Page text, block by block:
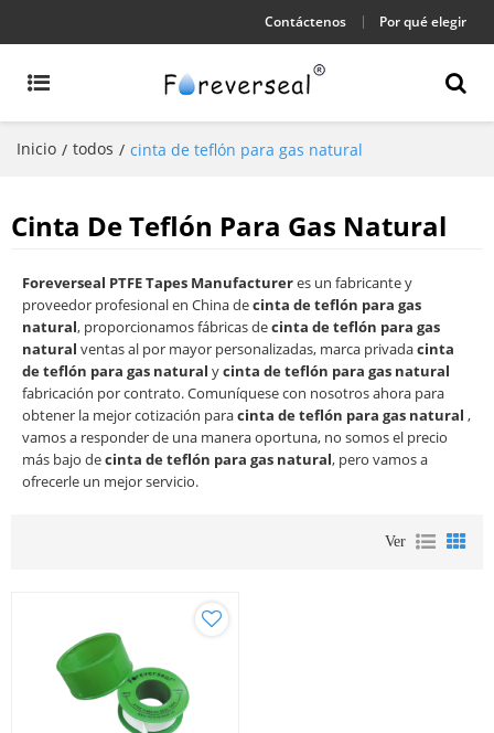
Contáctenos Por qué elegir
Inicio / todos / cinta de teflón para gas natural
Cinta De Teflón Para Gas Natural
Foreverseal PTFE Tapes Manufactureres un fabricante y
proveedor profesional en China decinta de teflón para gas
natural, proporcionamos fábricas decinta de teflón para gas
natural ventas al por mayor personalizadas, marca privadacinta
de teflón para gas natural ycinta de teflón para gas natural
fabricación por contrato. Comuníquese con nosotros ahora para
obtener la mejor cotización paracinta de teflón para gas natural ,
vamos a responder de una manera oportuna, no somos el precio
más bajo decinta de teflón para gas natural, pero vamos a
ofrecerle un mejor servicio.
Ver